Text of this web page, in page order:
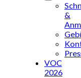
&
VOC
2026